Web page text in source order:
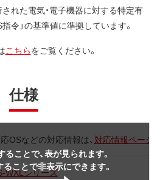
れた電気・電子機器に対する特定有
令」の基準値に準拠しています。
こちらをご覧ください。
仕様
ことで、表が見られます。
ことで非表示にできます。
OSなどの対応情報は、 対応情報ページ
WXLシリーズ